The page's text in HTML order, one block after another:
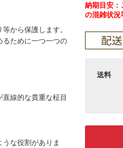
から保護します。
ために一つ一つの
線的な貴重な柾目
な役割がありま
納期目安
の混雑状況
送料